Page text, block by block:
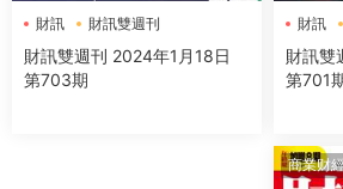
財訊 財訊雙週刊
財訊雙週刊 2024年1月18日
第703期
財訊
財訊雙
第701
商業财